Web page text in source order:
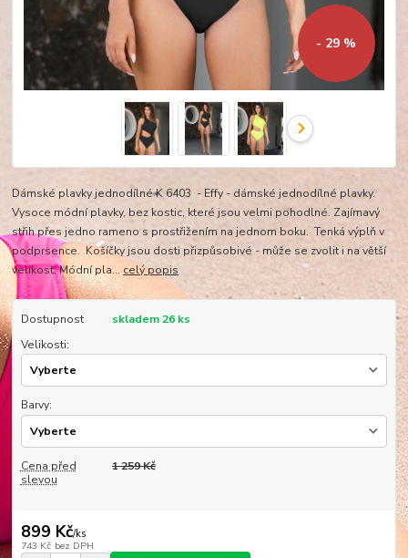
- 29 %
Dámské plavky jednodílné K 6403 - Effy - dámské jednodílné plavky.
Vysoce módní plavky, bez kostic, které jsou velmi pohodlné. Zajímavý
střih přes jedno rameno s prostřižením na jednom boku. Tenká výplň v
podprsence. Košíčky jsou dosti přizpůsobivé - může se zvolit i na větší
velikost. Módní pla... celý popis
Dostupnost
skladem 26 ks
Velikosti:
Barvy:
Cena před
slevou
1 259 Kč
899 Kč/ks
743 Kč bez DPH